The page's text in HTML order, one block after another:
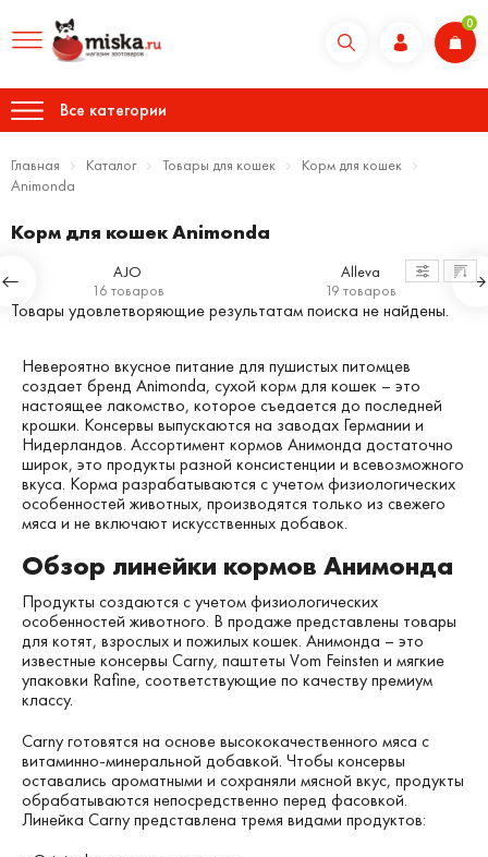
0
Все категории
Главная Каталог Товары для кошек
Корм для кошек
Animonda
Корм для кошек Animonda
AJO
16 товаров
Alleva
19 товаров
Товары удовлетворяющие результатам поиска не найдены.
Невероятно вкусноепитание для пушистых питомцев
создает бренд Animonda, сухой корм для кошек – это
настоящее лакомство, которое съедается до последней
крошки. Консервы выпускаются на заводах Германии и
Нидерландов. Ассортимент кормов Анимонда достаточно
широк, это продукты разной консистенции и всевозможного
вкуса. Корма разрабатываются с учетом физиологических
особенностей животных, производятся только из свежего
мяса и не включают искусственных добавок.
Обзор линейки кормов Анимонда
Продукты создаются с учетом физиологических
особенностей животного. В продаже представлены товары
для котят, взрослых и пожилых кошек. Анимонда – это
известные консервы Carny, паштеты Vom Feinsten и мягкие
упаковки Rafine, соответствующие по качеству премиум
классу.
Carny готовятся на основе высококачественного мяса с
витаминно-минеральной добавкой. Чтобы консервы
оставались ароматными и сохраняли мясной вкус, продукты
обрабатываются непосредственно перед фасовкой.
Линейка Carny представлена тремя видами продуктов: